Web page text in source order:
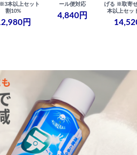
本以上セット
割10%
円
ール便対応
4,840円
げる ※取寄
本以上セッ